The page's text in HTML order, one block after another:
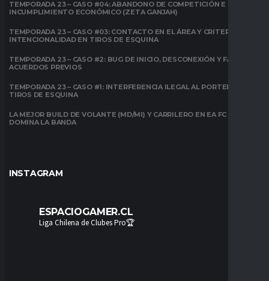
TEMPORADA 23 – CASO #04: ABANDONO DE COMPETICIÓN E
INCUMPLIMIENTO ECONÓMICO (ZETA GANJAH)
TEMPORADA 23 – CASO #03: CONTACTO EN EL ÁREA Y CRITERIO DE
INTENCIONALIDAD EN TIROS DE ESQUINA
TEMPORADA 23 – CASO #2: BUG DE INICIO, DESCONEXIÓN Y FALTA DE
ACUERDOS PREVIOS
TEMPORADA 23 – CASO #1: INTERFERENCIA ILEGAL AL PORTERO EN
TIROS DE ESQUINA
LA MEJOR BUILD DE VOLANTE (MD/MI) Y CARRILERO EN EA FC 26:
DOMINA LA BANDA
INSTAGRAM
ESPACIOGAMER.CL
Liga Chilena de Clubes Pro🏆